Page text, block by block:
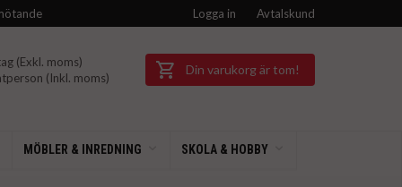
Logga in Avtalskund
(Exkl. moms)
(Inkl. moms)
Din varukorg är tom!
MÖBLER & INREDNING SKOLA & HOBBY